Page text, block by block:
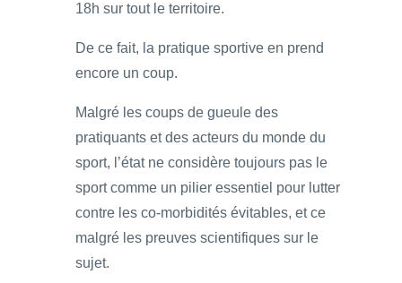
18h sur tout le territoire.
De ce fait, la pratique sportive en prend
encore un coup.
Malgré les coups de gueule des
pratiquants et des acteurs du monde du
sport, l’état ne considère toujours pas le
sport comme un pilier essentiel pour lutter
contre les co-morbidités évitables, et ce
malgré les preuves scientifiques sur le
sujet.